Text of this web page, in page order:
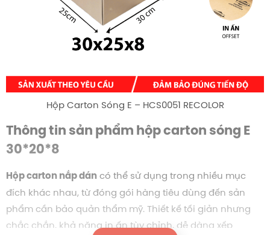
Hộp Carton Sóng E – HCS0051 RECOLOR
Thông tin sản phẩm hộp carton sóng E
30*20*8
Hộp carton nắp dán có thể sử dụng trong nhiều mục
đích khác nhau, từ đóng gói hàng tiêu dùng đến sản
phẩm cần bảo quản thẩm mỹ. Thiết kế tối giản nhưng
chắc chắn, khả năng in ấn tùy chỉnh, dễ dàng xếp